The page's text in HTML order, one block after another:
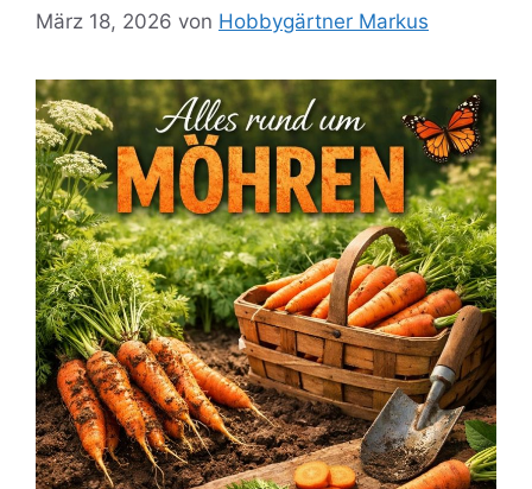
März 18, 2026 von Hobbygärtner Markus